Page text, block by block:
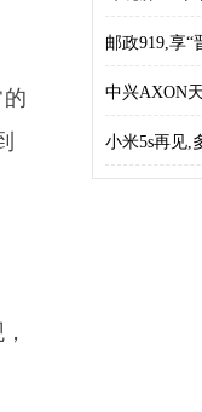
邮政919,享“
中兴AXON
小米5s再见,